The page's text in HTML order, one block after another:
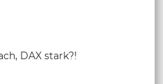
DAX stark?!